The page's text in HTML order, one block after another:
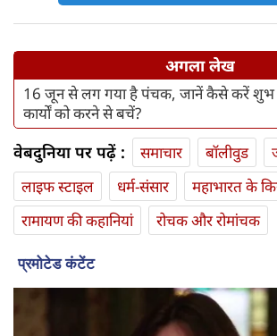
अगला लेख
16 जून से लग गया है पंचक, जानें कैसे करें शुभ
कार्यों को करने से बचें?
वेबदुनिया पर पढ़ें : समाचार बॉलीवुड
लाइफ स्‍टाइल
धर्म-संसार
महाभारत के
रामायण की कहानियां
रोचक और रोमांचक